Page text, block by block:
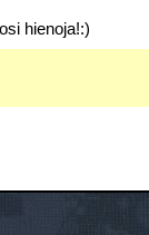
hienoja!:)